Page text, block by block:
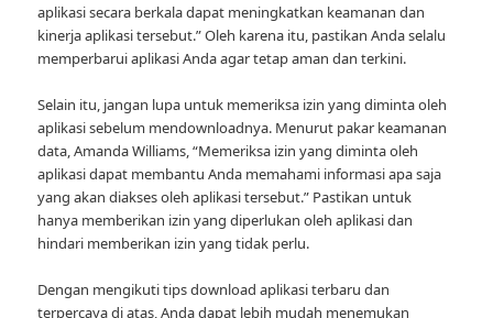
aplikasi secara berkala dapat meningkatkan keamanan dan
kinerja aplikasi tersebut.” Oleh karena itu, pastikan Anda selalu
memperbarui aplikasi Anda agar tetap aman dan terkini.
Selain itu, jangan lupa untuk memeriksa izin yang diminta oleh
aplikasi sebelum mendownloadnya. Menurut pakar keamanan
data, Amanda Williams, “Memeriksa izin yang diminta oleh
aplikasi dapat membantu Anda memahami informasi apa saja
yang akan diakses oleh aplikasi tersebut.” Pastikan untuk
hanya memberikan izin yang diperlukan oleh aplikasi dan
hindari memberikan izin yang tidak perlu.
Dengan mengikuti tips download aplikasi terbaru dan
terpercaya di atas, Anda dapat lebih mudah menemukan